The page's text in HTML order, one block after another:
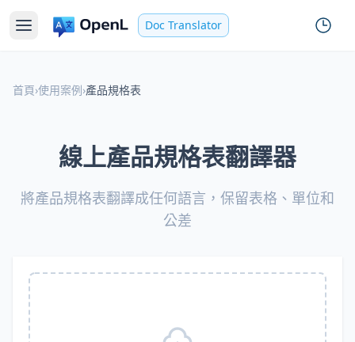
Doc Translator
首頁›使用案例›產品規格表
線上產品規格表翻譯器
將產品規格表翻譯成任何語言，保留表格、單位和
公差